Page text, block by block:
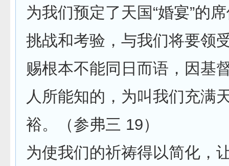
为我们预定了天国“婚宴”的
挑战和考验，与我们将要领
赐根本不能同日而语，因基
人所能知的，为叫我们充满
裕。（参弗三 19）
为使我们的祈祷得以简化，